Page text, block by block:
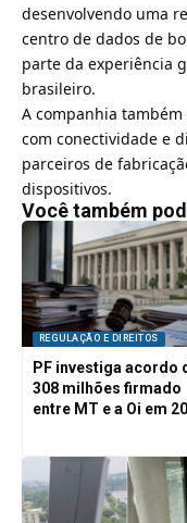
desenvolvendo uma
centro de dados de
parte da experiência
brasileiro.
A companhia
com conectividade e
parceiros de
dispositivos.
Você também
REGULAÇÃO E DIREITOS
PF investiga acordo
308 milhões firmado
entre MT e a Oi em